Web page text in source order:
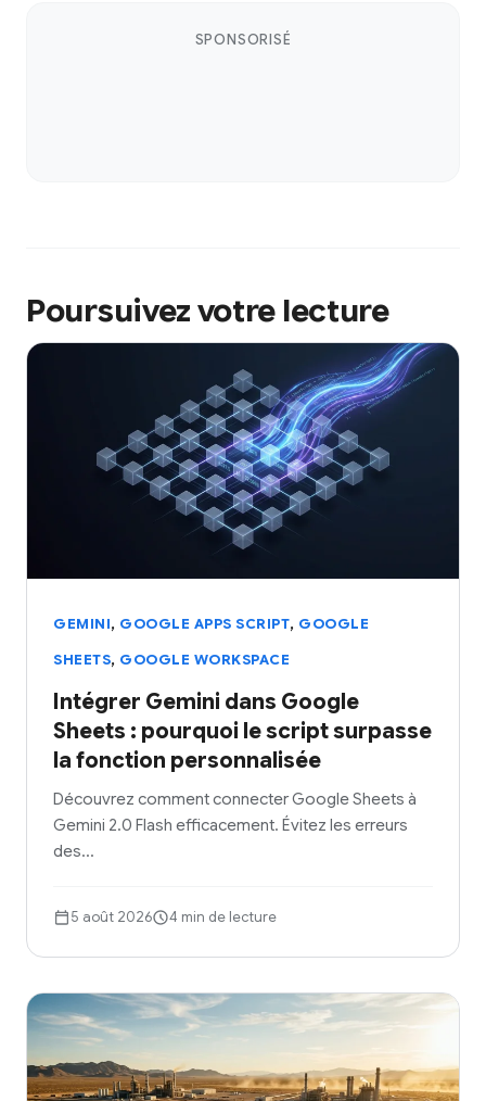
SPONSORISÉ
Poursuivez votre lecture
GEMINI, GOOGLE APPS SCRIPT, GOOGLE
SHEETS, GOOGLE WORKSPACE
Intégrer Gemini dans Google
Sheets : pourquoi le script surpasse
la fonction personnalisée
Découvrez comment connecter Google Sheets à
Gemini 2.0 Flash efficacement. Évitez les erreurs
des…
5 août 2026 4 min de lecture